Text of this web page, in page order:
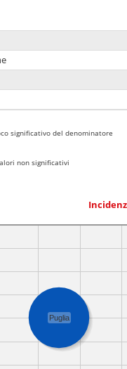
significativo del denominatore
non significativi
Puglia